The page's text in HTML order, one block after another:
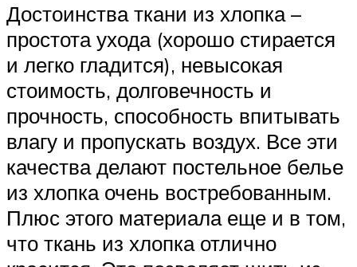
Достоинства ткани из хлопка –
простота ухода (хорошо стирается
и легко гладится), невысокая
стоимость, долговечность и
прочность, способность впитывать
влагу и пропускать воздух. Все эти
качества делают постельное белье
из хлопка очень востребованным.
Плюс этого материала еще и в том,
что ткань из хлопка отлично